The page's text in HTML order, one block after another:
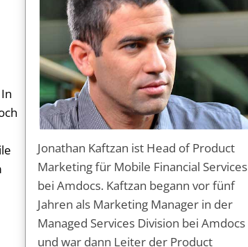
Jonathan Kaftzan ist Head of Product
Marketing für Mobile Financial Services
bei Amdocs. Kaftzan begann vor fünf
Jahren als Marketing Manager in der
Managed Services Division bei Amdocs
und war dann Leiter der Product